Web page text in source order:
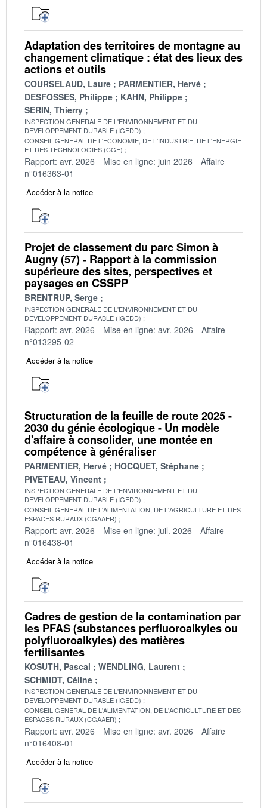
Adaptation des territoires de montagne au
changement climatique : état des lieux des
actions et outils
COURSELAUD, Laure
PARMENTIER, Hervé
DESFOSSES, Philippe
KAHN, Philippe
SERIN, Thierry
INSPECTION GENERALE DE L'ENVIRONNEMENT ET DU
DEVELOPPEMENT DURABLE (IGEDD)
CONSEIL GENERAL DE L'ECONOMIE, DE L'INDUSTRIE, DE L'ENERGIE
ET DES TECHNOLOGIES (CGE)
Rapport: avr. 2026 Mise en ligne: juin 2026
Affaire
n°016363-01
Accéder à la notice
Projet de classement du parc Simon à
Augny (57) - Rapport à la commission
supérieure des sites, perspectives et
paysages en CSSPP
BRENTRUP, Serge
INSPECTION GENERALE DE L'ENVIRONNEMENT ET DU
DEVELOPPEMENT DURABLE (IGEDD)
Rapport: avr. 2026 Mise en ligne: avr. 2026
Affaire
n°013295-02
Accéder à la notice
Structuration de la feuille de route 2025 -
2030 du génie écologique - Un modèle
d'affaire à consolider, une montée en
compétence à généraliser
PARMENTIER, Hervé
HOCQUET, Stéphane
PIVETEAU, Vincent
INSPECTION GENERALE DE L'ENVIRONNEMENT ET DU
DEVELOPPEMENT DURABLE (IGEDD)
CONSEIL GENERAL DE L'ALIMENTATION, DE L'AGRICULTURE ET DES
ESPACES RURAUX (CGAAER)
Rapport: avr. 2026 Mise en ligne: juil. 2026
Affaire
n°016438-01
Accéder à la notice
Cadres de gestion de la contamination par
les PFAS (substances perfluoroalkyles ou
polyfluoroalkyles) des matières
fertilisantes
KOSUTH, Pascal
WENDLING, Laurent
SCHMIDT, Céline
INSPECTION GENERALE DE L'ENVIRONNEMENT ET DU
DEVELOPPEMENT DURABLE (IGEDD)
CONSEIL GENERAL DE L'ALIMENTATION, DE L'AGRICULTURE ET DES
ESPACES RURAUX (CGAAER)
Rapport: avr. 2026 Mise en ligne: avr. 2026
Affaire
n°016408-01
Accéder à la notice